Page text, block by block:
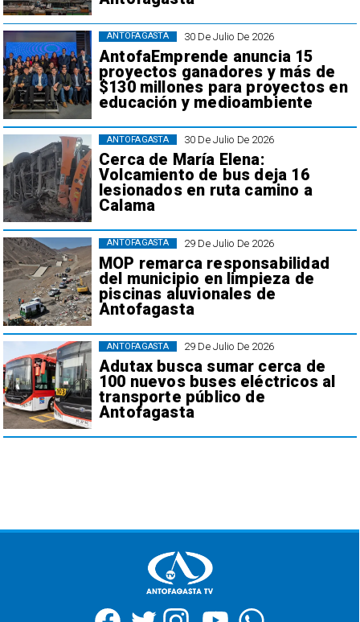
30 De Julio De 2026
AntofaEmprende anuncia 15
proyectos ganadores y más de
$130 millones para proyectos en
educación y medioambiente
ANTOFAGASTA
30 De Julio De 2026
Cerca de María Elena:
Volcamiento de bus deja 16
lesionados en ruta camino a
Calama
ANTOFAGASTA
29 De Julio De 2026
MOP remarca responsabilidad
del municipio en limpieza de
piscinas aluvionales de
Antofagasta
ANTOFAGASTA
29 De Julio De 2026
Adutax busca sumar cerca de
100 nuevos buses eléctricos al
transporte público de
Antofagasta
ANTOFAGASTA